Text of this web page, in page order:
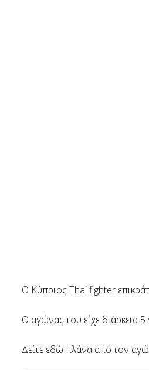
Ο Κύπριος Thai fighter
O αγώνας του είχε διάρκεια
Δείτε εδώ πλάνα από τον